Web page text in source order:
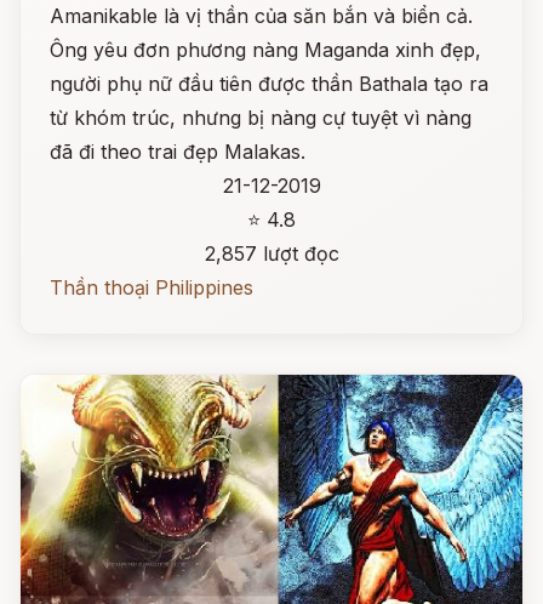
Amanikable là vị thần của săn bắn và biển cả.
Ông yêu đơn phương nàng Maganda xinh đẹp,
người phụ nữ đầu tiên được thần Bathala tạo ra
từ khóm trúc, nhưng bị nàng cự tuyệt vì nàng
đã đi theo trai đẹp Malakas.
21-12-2019
⭐ 4.8
2,857 lượt đọc
Thần thoại Philippines